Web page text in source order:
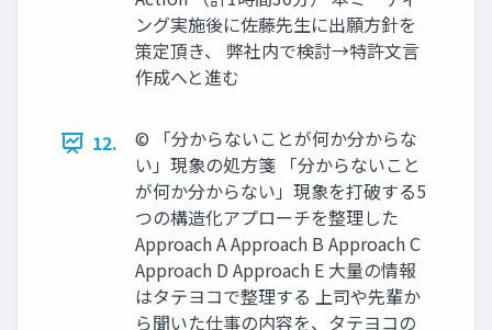
ング実施後に佐藤先生に出願方針を
策定頂き、 弊社内で検討→特許文言
作成へと進む
12.
©︎ 「分からないことが何か分からな
い」現象の処方箋 「分からないこと
が何か分からない」現象を打破する5
つの構造化アプローチを整理した
Approach A Approach B Approach C
Approach D Approach E 大量の情報
はタテヨコで整理する 上司や先輩か
ら聞いた仕事の内容を、タテヨコの